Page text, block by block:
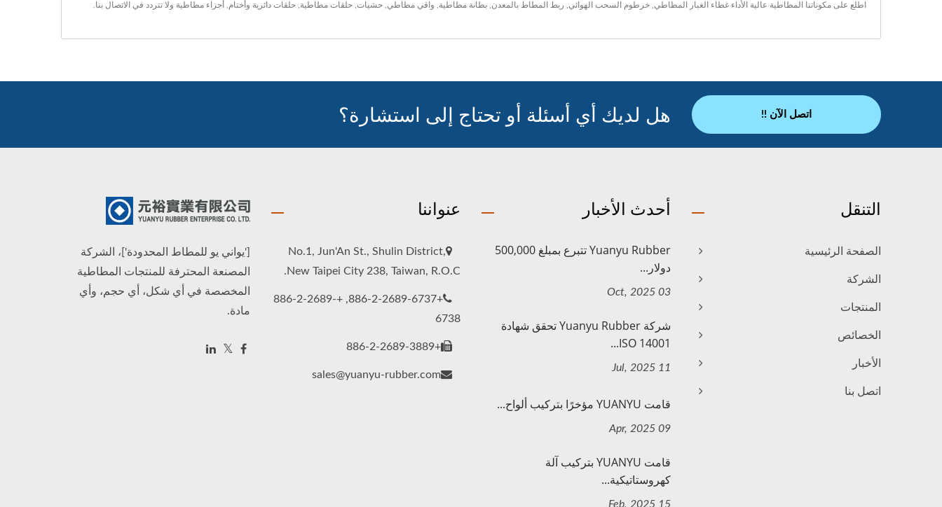
اطلع على مكوناتنا المطاطية عالية الأداء غطاء الغبار المطاطي خرطوم السحب الهوائي ربط المطاط بالمعدن بطانة مطاطية واقي مطاطي حشيات حلقات مطاطية حلقات دائرية وأختام أجزاء مطاطية ولا تتردد في الاتصال بنا
هل لديك أي أسئلة أو تحتاج إلى استشارة؟ اتصل الآن !!
['يواني يو للمطاط المحدودة']، الشركة
المصنعة المحترفة للمنتجات المطاطية
المخصصة في أي شكل، أي حجم، وأي
مادة.
عنواننا
No.1, Jun'An St., Shulin District,
New Taipei City 238, Taiwan, R.O.C.
+886-2-2689-6737, +886-2-2689-
6738
+886-2-2689-3889
sales@yuanyu-rubber.com
أحدث الأخبار
Yuanyu Rubber تتبرع بمبلغ 500,000
دولار...
03 Oct, 2025
شركة Yuanyu Rubber تحقق شهادة
ISO 14001...
11 Jul, 2025
قامت YUANYU مؤخرًا بتركيب ألواح...
09 Apr, 2025
قامت YUANYU بتركيب آلة
كهروستاتيكية...
15 Feb, 2025
التنقل
الصفحة الرئيسية
الشركة
المنتجات
الخصائص
الأخبار
اتصل بنا